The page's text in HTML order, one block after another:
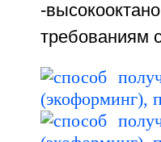
-
требованиям